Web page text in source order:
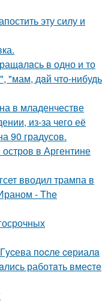
эту силу и
в одно и то
"мам, дaй что-нибудь
в младенчестве
из-за чего её
90 градусов.
в Аргентине
вводил трампа в
- The
пocле ceриалa
работaть вмеcтe